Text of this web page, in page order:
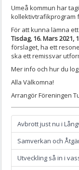
Umeå kommun har
kollektivtrafikprogram
För att kunna lämna
Tisdag, 16. Mars 2021,
förslaget, ha ett
ska ett remissvar
Mer info och hur du
Alla Välkomna!
Arrangör Föreningen
Avbrott just nu i
Samverkan och
Utveckling så in i